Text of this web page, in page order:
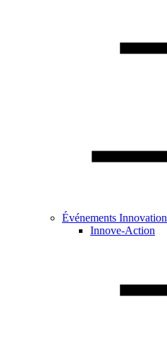
Événements Innovation
Innove-Action